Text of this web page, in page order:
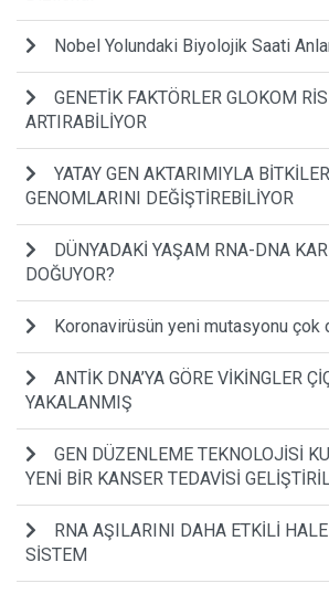
Nobel Yolundaki Biyolojik Saati
GENETİK FAKTÖRLER GLOKOM
ARTIRABİLİYOR
YATAY GEN AKTARIMIYLA
GENOMLARINI DEĞİŞTİREBİLİYOR
DÜNYADAKİ YAŞAM RNA-DNA
DOĞUYOR?
Koronavirüsün yeni mutasyonu çok
ANTİK DNA’YA GÖRE VİKİNGLER
YAKALANMIŞ
GEN DÜZENLEME TEKNOLOJİSİ
YENİ BİR KANSER TEDAVİSİ
RNA AŞILARINI DAHA ETKİLİ HALE
SİSTEM